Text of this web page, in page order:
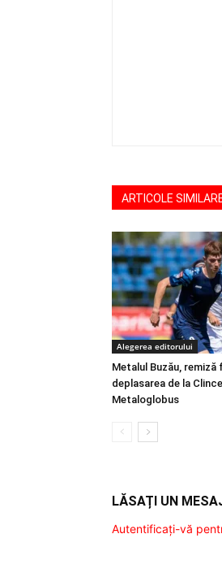
ARTICOLE
Alegerea editorului
Metalul Buzău, remiză
deplasarea de la
Metaloglobus
LĂSAȚI UN
Autentificați-vă